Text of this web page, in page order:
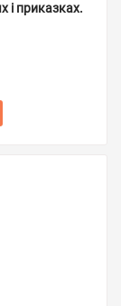
і приказках.